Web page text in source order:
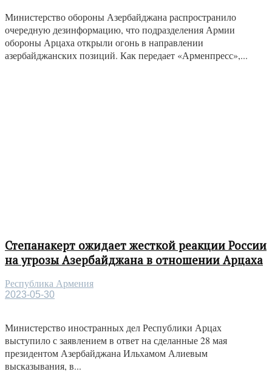
Министерство обороны Азербайджана распространило
очередную дезинформацию, что подразделения Армии
обороны Арцаха открыли огонь в направлении
азербайджанских позиций. Как передает «Арменпресс»,...
Степанакерт ожидает жесткой реакции России
на угрозы Азербайджана в отношении Арцаха
Республика Армения
2023-05-30
Министерство иностранных дел Республики Арцах
выступило с заявлением в ответ на сделанные 28 мая
президентом Азербайджана Ильхамом Алиевым
высказывания, в...